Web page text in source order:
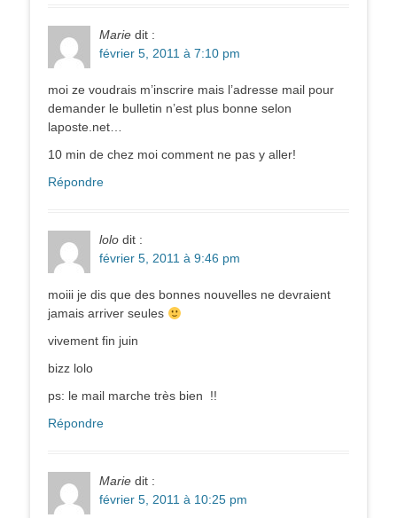
Marie dit :
février 5, 2011 à 7:10 pm
moi ze voudrais m’inscrire mais l’adresse mail pour
demander le bulletin n’est plus bonne selon
laposte.net…
10 min de chez moi comment ne pas y aller!
Répondre
lolo dit :
février 5, 2011 à 9:46 pm
moiii je dis que des bonnes nouvelles ne devraient
jamais arriver seules
vivement fin juin
bizz lolo
ps: le mail marche très bien !!
Répondre
Marie dit :
février 5, 2011 à 10:25 pm